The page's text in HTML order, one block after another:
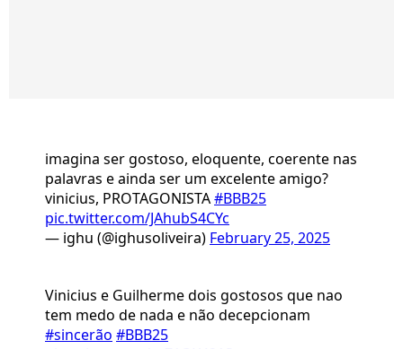
imagina ser gostoso, eloquente, coerente nas
palavras e ainda ser um excelente amigo?
vinicius, PROTAGONISTA#BBB25
pic.twitter.com/JAhubS4CYc
— ighu (@ighusoliveira) February 25, 2025
Vinicius e Guilherme dois gostosos que nao
tem medo de nada e não decepcionam
#sincerão #BBB25